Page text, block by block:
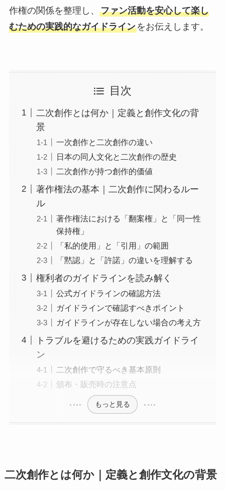
作権の関係を整理し、 ファン活動を安心して楽し
むための実践的なガイドラインをお伝えします。
目次
二次創作とは何か｜定義と創作文化の背
景
一次創作と二次創作の違い
日本の同人文化と二次創作の歴史
二次創作が持つ創作的価値
著作権法の基本｜二次創作に関わるルー
ル
著作権法における「翻案権」と「同一性
保持権」
「私的使用」と「引用」の範囲
「黙認」と「許諾」の違いを理解する
権利者のガイドラインを読み解く
公式ガイドラインの確認方法
ガイドラインで確認すべきポイント
ガイドラインが存在しない場合の考え方
トラブルを避けるための実践ガイドライ
ン
二次創作で守るべき基本原則
頒布・販売時の注意点
もっと見る
二次創作とは何か｜定義と創作文化の背景